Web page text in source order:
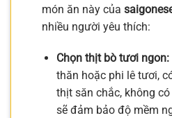
món ăn này của
nhiều người yêu thích:
Chọn thịt bò tươi ngon:
thăn hoặc phi lê tươi,
thịt săn chắc, không
sẽ đảm bảo độ mềm